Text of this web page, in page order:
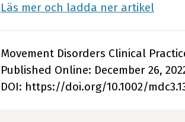
Läs mer och ladda ner artikel
Movement Disorders Clinical
Published Online: December 26,
DOI: https://doi.org/10.1002/